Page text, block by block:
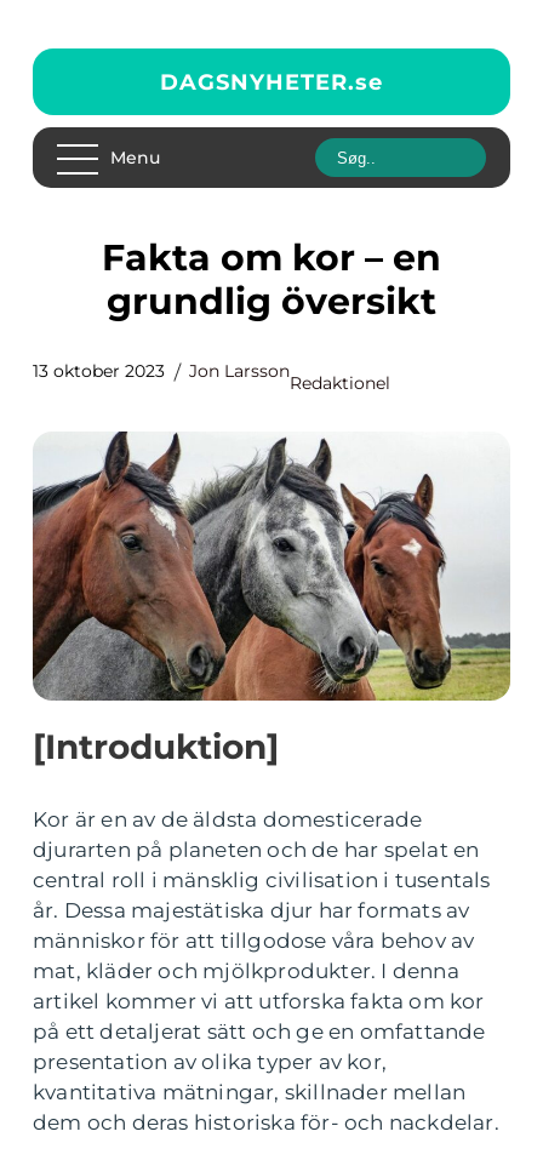
DAGSNYHETER.se
Menu
Fakta om kor – en
grundlig översikt
13 oktober 2023 Jon Larsson
Redaktionel
[Introduktion]
Kor är en av de äldsta domesticerade
djurarten på planeten och de har spelat en
central roll i mänsklig civilisation i tusentals
år. Dessa majestätiska djur har formats av
människor för att tillgodose våra behov av
mat, kläder och mjölkprodukter. I denna
artikel kommer vi att utforska fakta om kor
på ett detaljerat sätt och ge en omfattande
presentation av olika typer av kor,
kvantitativa mätningar, skillnader mellan
dem och deras historiska för- och nackdelar.